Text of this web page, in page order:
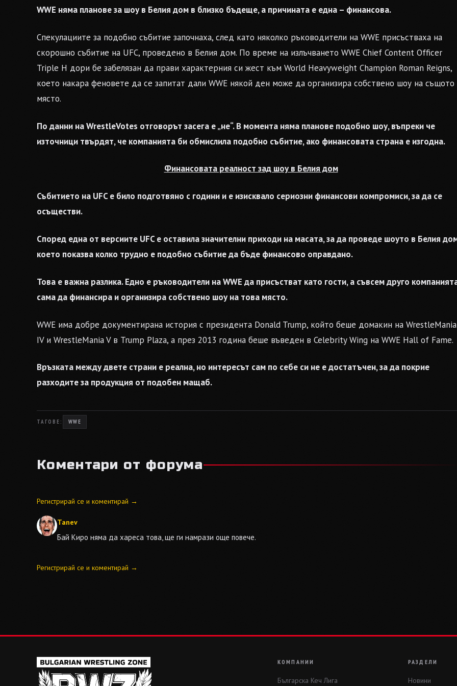
WWE няма планове за шоу в Белия дом в близко бъдеще, а причината е една – финансова.
Спекулациите за подобно събитие започнаха, след като няколко ръководители на WWE присъстваха на
скорошно събитие на UFC, проведено в Белия дом. По време на излъчването WWE Chief Content Officer
Triple H дори бе забелязан да прави характерния си жест към World Heavyweight Champion Roman Reigns,
което накара феновете да се запитат дали WWE някой ден може да организира собствено шоу на същото
място.
По данни на WrestleVotes отговорът засега е „не“. В момента няма планове подобно шоу, въпреки че
източници твърдят, че компанията би обмислила подобно събитие, ако финансовата страна е изгодна.
Финансовата реалност зад шоу в Белия дом
Събитието на UFC е било подготвяно с години и е изисквало сериозни финансови компромиси, за да се
осъществи.
Според една от версиите UFC е оставила значителни приходи на масата, за да проведе шоуто в Белия
което показва колко трудно е подобно събитие да бъде финансово оправдано.
Това е важна разлика. Едно е ръководители на WWE да присъстват като гости, а съвсем друго
сама да финансира и организира собствено шоу на това място.
WWE има добре документирана история с президента Donald Trump, който беше домакин на WrestleMania
IV и WrestleMania V в Trump Plaza, а през 2013 година беше въведен в Celebrity Wing на WWE Hall of Fame.
Връзката между двете страни е реална, но интересът сам по себе си не е достатъчен, за да покрие
разходите за продукция от подобен мащаб.
ТАГОВЕ: WWE
Коментари от форума
Регистрирай се и коментирай →
Tanev
Бай Киро няма да хареса това, ще ги намрази още повече.
Регистрирай се и коментирай →
КОМПАНИИ
Българска Кеч Лига
РАЗДЕЛИ
Новини